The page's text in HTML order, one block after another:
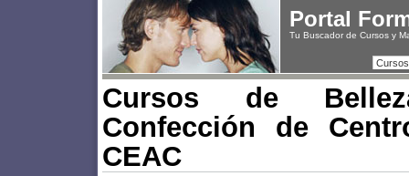
Portal
Tu Buscador de Cursos y
Cursos de
Confección de
CEAC